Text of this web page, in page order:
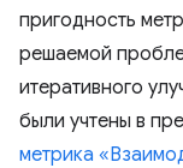
пригодность
решаемой
итеративного
были учтены в
метрика